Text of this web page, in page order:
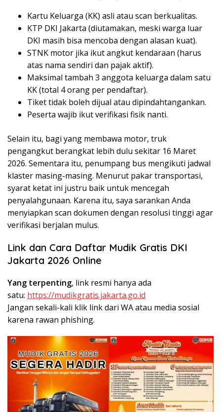
Kartu Keluarga (KK) asli atau scan berkualitas.
KTP DKI Jakarta (diutamakan, meski warga luar
DKI masih bisa mencoba dengan alasan kuat).
STNK motor jika ikut angkut kendaraan (harus
atas nama sendiri dan pajak aktif).
Maksimal tambah 3 anggota keluarga dalam satu
KK (total 4 orang per pendaftar).
Tiket tidak boleh dijual atau dipindahtangankan.
Peserta wajib ikut verifikasi fisik nanti.
Selain itu, bagi yang membawa motor, truk
pengangkut berangkat lebih dulu sekitar 16 Maret
2026. Sementara itu, penumpang bus mengikuti jadwal
klaster masing-masing. Menurut pakar transportasi,
syarat ketat ini justru baik untuk mencegah
penyalahgunaan. Karena itu, saya sarankan Anda
menyiapkan scan dokumen dengan resolusi tinggi agar
verifikasi berjalan mulus.
Link dan Cara Daftar Mudik Gratis DKI
Jakarta 2026 Online
Yang terpenting, link resmi hanya ada
satu: https://mudikgratis.jakarta.go.id
Jangan sekali-kali klik link dari WA atau media sosial
karena rawan phishing.